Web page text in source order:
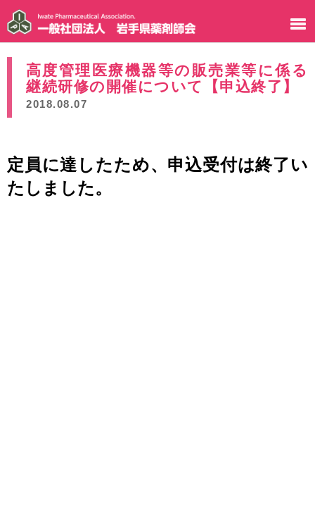
高度管理医療機器等の販売業等に係る
継続研修の開催について【申込終了】
2018.08.07
定員に達したため、申込受付は終了い
たしました。